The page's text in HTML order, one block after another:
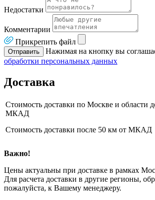
Недостатки
Комментарии
Прикрепить файл
Отправить Нажимая на кнопку вы
обработки персональных данных
Доставка
Стоимость доставки по Москве и области
МКАД
Стоимость доставки после 50 км от МКАД
Важно!
Цены актуальны при доставке в рамках
Для расчета доставки в другие регионы,
пожалуйста, к Вашему менеджеру.